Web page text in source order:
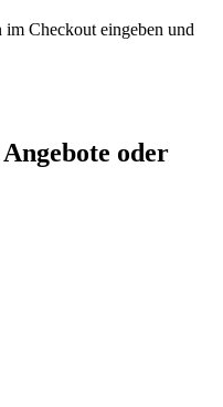
im Checkout eingeben und
oder